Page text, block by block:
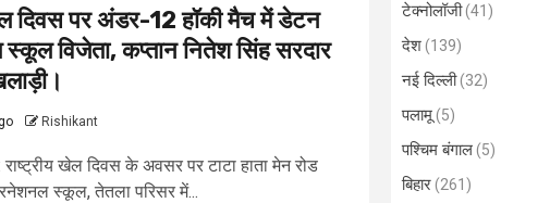
दिवस पर अंडर-12 हॉकी मैच में डेटन
विजेता, कप्तान नितेश सिंह सरदार
Rishikant
खेल दिवस के अवसर पर टाटा हाता मेन रोड
स्कूल, तेतला परिसर में...
टेक्नोलॉजी(41)
देश(139)
नई दिल्ली(32)
पलामू(5)
पश्चिम बंगाल(5)
बिहार(261)